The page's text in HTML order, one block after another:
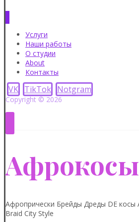
Услуги
Наши работы
О студии
About
Контакты
VK TikTok Notgram
Copyright © 2026
Афрокосы
Афропрически Брейды Дреды DE косы
Braid City Style